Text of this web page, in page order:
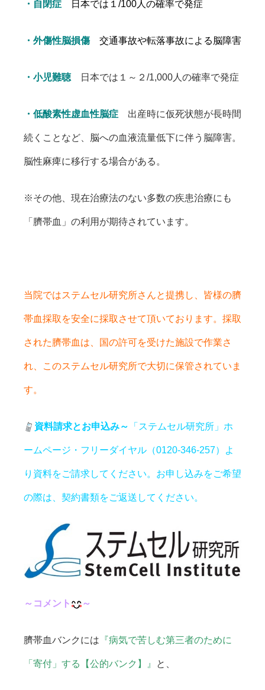
・自閉症 日本では１/100人の確率で発症
・外傷性脳損傷交通事故や転落事故による脳障害
・小児難聴日本では１～２/1,000人の確率で発症
・低酸素性虚血性脳症 出産時に仮死状態が長時間
続くことなど、脳への血液流量低下に伴う脳障害。
脳性麻痺に移行する場合がある。
※その他、現在治療法のない多数の疾患治療にも
「臍帯血」の利用が期待されています。
当院ではステムセル研究所さんと提携し、皆様の臍
帯血採取を安全に採取させて頂いております。採取
された臍帯血は、国の許可を受けた施設で作業さ
れ、このステムセル研究所で大切に保管されていま
す。
資料請求とお申込み～ 「ステムセル研究所」ホ
ームページ・フリーダイヤル（0120-346-257）よ
り資料をご請求してください。お申し込みをご希望
の際は、契約書類をご返送してください。
～コメント ～
臍帯血バンクには 『病気で苦しむ第三者のために
「寄付」する【公的バンク】』 と、